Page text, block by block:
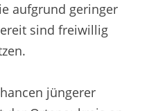
aufgrund geringer
sind freiwillig
jüngerer